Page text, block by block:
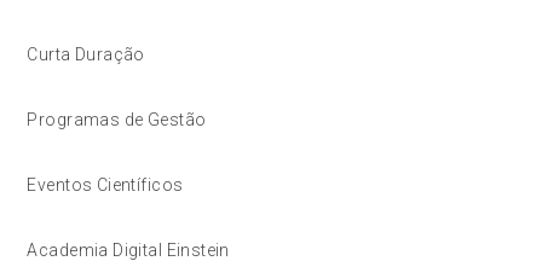
Curta Duração
Programas de Gestão
Eventos Científicos
Academia Digital Einstein